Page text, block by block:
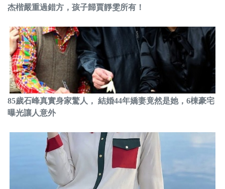
杰楷嚴重過錯方，孩子歸賈靜雯所有！
85歲石峰真實身家驚人， 結婚44年嬌妻竟然是她，6棟豪宅
曝光讓人意外